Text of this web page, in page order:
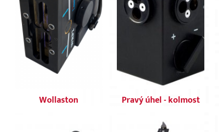
Wollaston Pravý úhel - kolmost